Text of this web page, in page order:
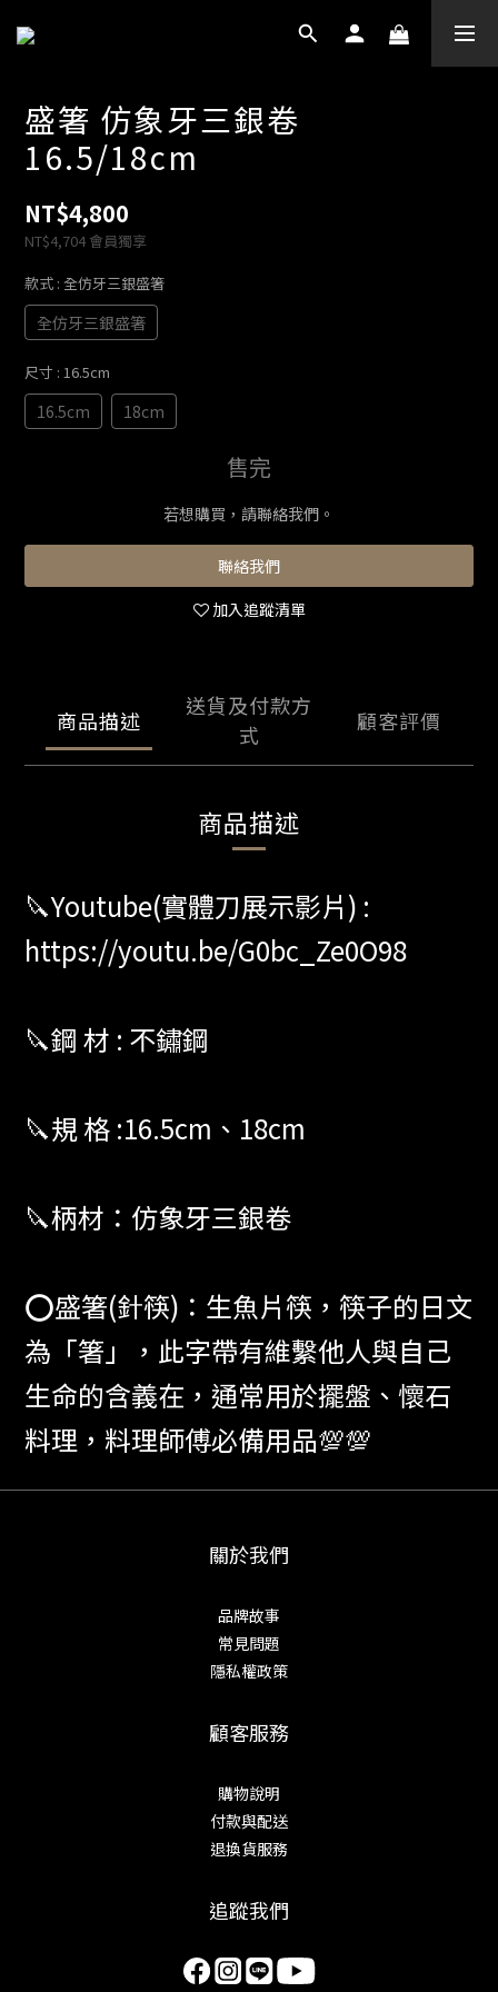
盛箸 仿象牙三銀卷
16.5/18cm
NT$4,800
NT$4,704 會員獨享
款式 : 全仿牙三銀盛箸
全仿牙三銀盛箸
尺寸 : 16.5cm
16.5cm 18cm
售完
若想購買，請聯絡我們。
聯絡我們
加入追蹤清單
商品描述
送貨及付款方
式
顧客評價
商品描述
🔪Youtube(實體刀展示影片) :
https://youtu.be/G0bc_Ze0O98
🔪鋼 材 : 不鏽鋼
🔪規 格 :16.5cm、18cm
🔪柄材：仿象牙三銀卷
⭕️盛箸(針筷)：生魚片筷，筷子的日文
為「箸」，此字帶有維繫他人與自己
生命的含義在，通常用於擺盤、懷石
料理，料理師傅必備用品💯💯
關於我們
品牌故事
常見問題
隱私權政策
顧客服務
購物說明
付款與配送
退換貨服務
追蹤我們